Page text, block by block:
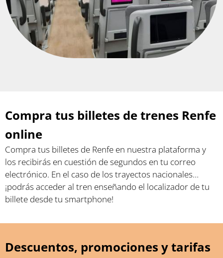
Compra tus billetes de trenes Renfe
online
Compra tus billetes de Renfe en nuestra plataforma y
los recibirás en cuestión de segundos en tu correo
electrónico. En el caso de los trayectos nacionales…
¡podrás acceder al tren enseñando el localizador de tu
billete desde tu smartphone!
Descuentos, promociones y tarifas